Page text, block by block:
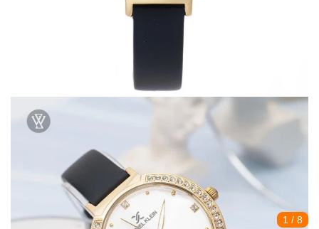
1 / 8